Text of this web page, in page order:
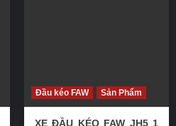
Đầu kéo FAW Sản Phẩm
XE ĐẦU KÉO FAW JH5 1